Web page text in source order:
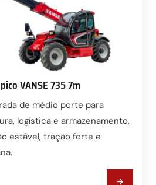
VANSE 735 7m
de médio porte para
logística e armazenamento,
estável, tração forte e